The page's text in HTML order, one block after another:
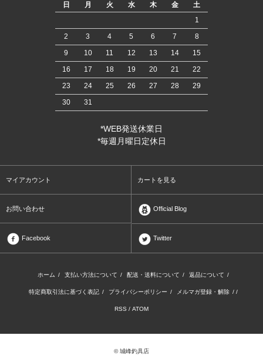
日
月 火 水 木 金
土
1
2
3 4 5 6 7
8
9
10 11 12 13 14
15
16
17 18 19 20 21
22
23
24 25 26 27 28
29
30
31
*WEB発送休業日
*毎週月曜日定休日
マイアカウント カートを見る
お問い合わせ Official Blog
Facebook Twitter
ホーム / 支払い方法について / 配送・送料について / 返品について /
特定商取引法に基づく表記 / プライバシーポリシー / メルマガ登録・解除 / /
RSS / ATOM
© 城峰釣具店